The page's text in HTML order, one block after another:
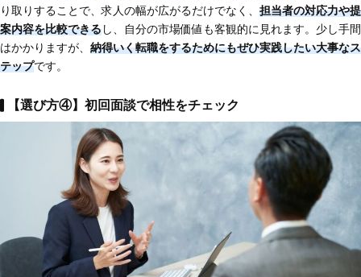
り取りすることで、求人の幅が広がるだけでなく、 担当者の対応力や提
案内容を比較できるし、自分の市場価値も客観的に見れます。少し手間
はかかりますが、 納得いく転職をするためにもぜひ実践したい大事なス
テップです。
【選び方④】初回面談で相性をチェック